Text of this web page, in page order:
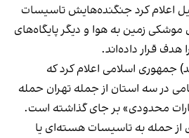
اعلام کرد جنگنده‌هایش تاسیسات
زمین به هوا و دیگر پایگاه‌های
قرار داده‌اند.
جمهوری اسلامی اعلام کرد که
در سه استان از جمله تهران حمله
محدودی» بر جای گذاشته است.
از حمله به تاسیسات هسته‌ای یا